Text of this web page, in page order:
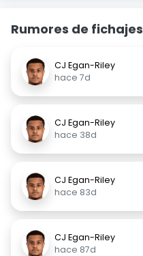
Rumores de fichajes
CJ Egan-Riley
hace 7d
CJ Egan-Riley
hace 38d
CJ Egan-Riley
hace 83d
CJ Egan-Riley
hace 87d